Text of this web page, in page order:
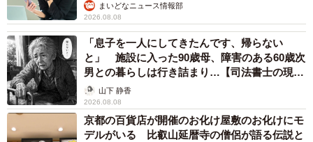
――冬ならではのワオキツネザルの魅力は？
阿野：秋冬シーズンは繁殖期なので、オスの「ケホー
ン！」という鳴き声にメスが返事をする“鳴き交わし”が聞け
ることも。ストーブであたたまる仕草も、両手両足を広げ
てあたる個体もいれば、片足ずつ温まっている個体もいた
りと、よく見ると個性が出ていて、おもしろいですよ。
まいどなニュース情報部
2026.08.08
「息子を一人にしてきたんです、帰らない
と」 施設に入った90歳母、障害のある60歳次
男との暮らしは行き詰まり…【司法書士の現場
から】山下 静香
2026.08.08
京都の百貨店が開催のお化け屋敷のお化けにモ
デルがいる 比叡山延暦寺の僧侶が語る伝説と